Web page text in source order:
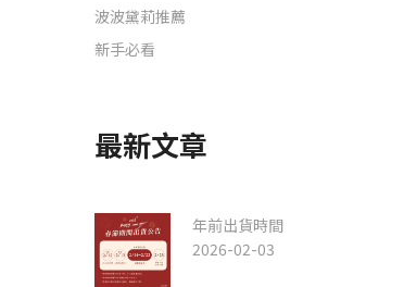
波波黛莉推薦
新手必看
最新文章
年前出貨時間
2026-02-03